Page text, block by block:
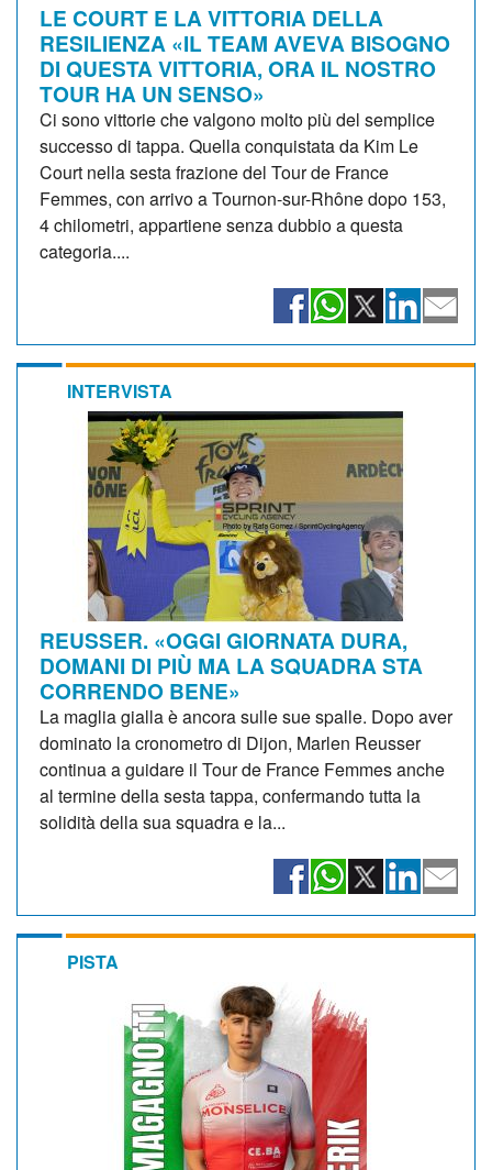
LE COURT E LA VITTORIA DELLA
RESILIENZA «IL TEAM AVEVA BISOGNO
DI QUESTA VITTORIA, ORA IL NOSTRO
TOUR HA UN SENSO»
Ci sono vittorie che valgono molto più del semplice
successo di tappa. Quella conquistata da Kim Le
Court nella sesta frazione del Tour de France
Femmes, con arrivo a Tournon-sur-Rhône dopo 153,
4 chilometri, appartiene senza dubbio a questa
categoria....
INTERVISTA
REUSSER. «OGGI GIORNATA DURA,
DOMANI DI PIÙ MA LA SQUADRA STA
CORRENDO BENE»
La maglia gialla è ancora sulle sue spalle. Dopo aver
dominato la cronometro di Dijon, Marlen Reusser
continua a guidare il Tour de France Femmes anche
al termine della sesta tappa, confermando tutta la
solidità della sua squadra e la...
PISTA